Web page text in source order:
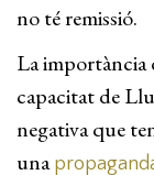
no té remissió.
La importància
capacitat de
negativa que
una